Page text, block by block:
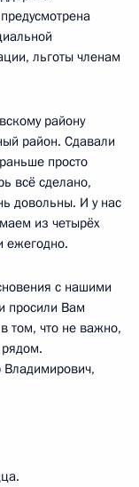
льготы членам
району
район. Сдавали
просто
всё сделано,
довольны. И у нас
из четырёх
ежегодно.
с нашими
просили Вам
том, что не важно,